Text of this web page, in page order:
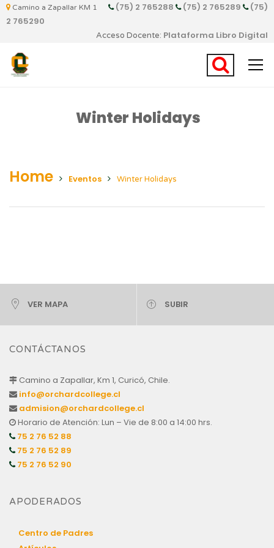
Camino a Zapallar KM 1 (75) 2 765288 (75) 2 765289
(75)
2 765290
Acceso Docente: Plataforma Libro Digital
Winter Holidays
Home Eventos Winter Holidays
VER MAPA SUBIR
CONTÁCTANOS
Camino a Zapallar, Km 1, Curicó, Chile.
info@orchardcollege.cl
admision@orchardcollege.cl
Horario de Atención: Lun – Vie de 8:00 a 14:00 hrs.
75 2 76 52 88
75 2 76 52 89
75 2 76 52 90
APODERADOS
Centro de Padres